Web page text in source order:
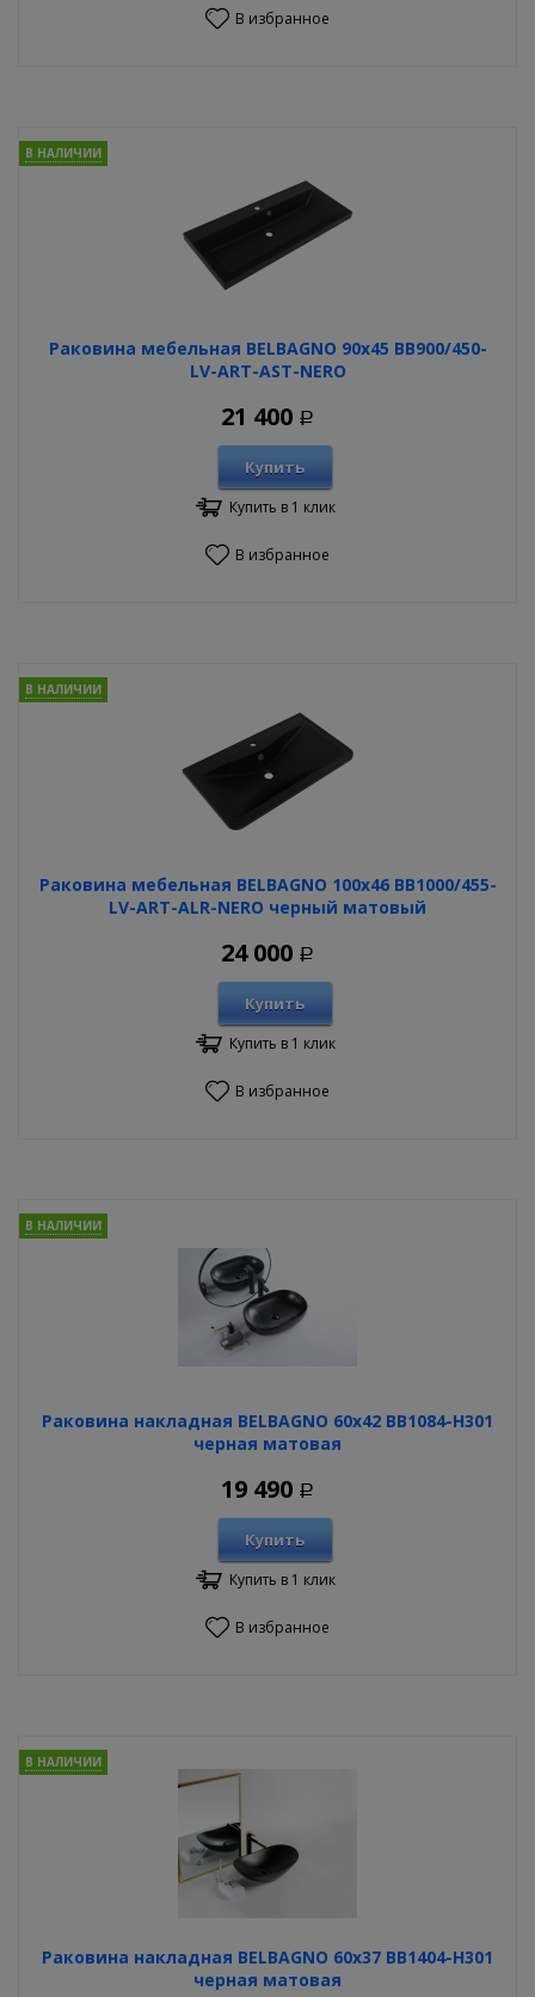
В избранное
Раковина мебельная BELBAGNO 90х45 BB900/450-
LV-ART-AST-NERO
В НАЛИЧИИ
21 400 Р
Купить
Купить в 1 клик
В избранное
Раковина мебельная BELBAGNO 100х46 BB1000/455-
LV-ART-ALR-NERO черный матовый
В НАЛИЧИИ
24 000 Р
Купить
Купить в 1 клик
В избранное
Раковина накладная BELBAGNO 60х42 BB1084-H301
черная матовая
В НАЛИЧИИ
19 490 Р
Купить
Купить в 1 клик
В избранное
Раковина накладная BELBAGNO 60х37 BB1404-H301
черная матовая
В НАЛИЧИИ